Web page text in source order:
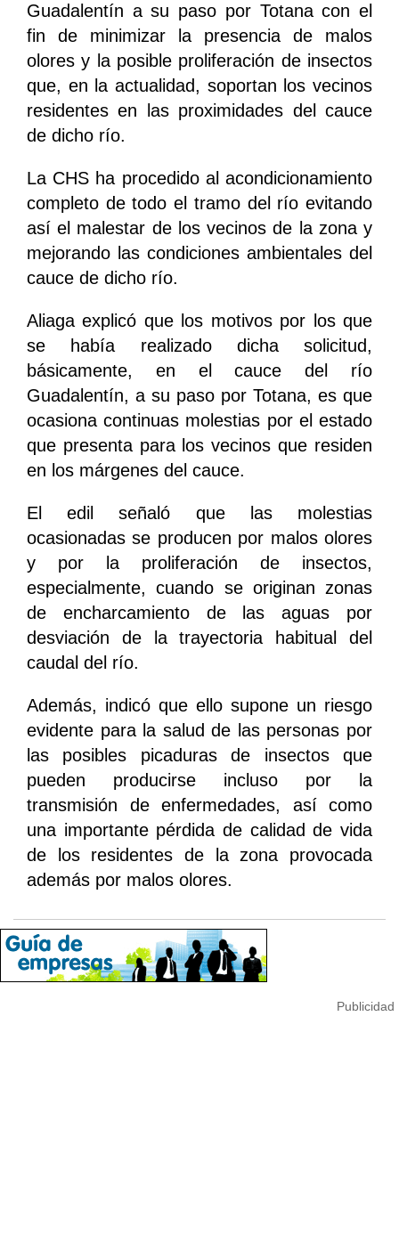
Guadalentín a su paso por Totana con el
fin de minimizar la presencia de malos
olores y la posible proliferación de insectos
que, en la actualidad, soportan los vecinos
residentes en las proximidades del cauce
de dicho río.
La CHS ha procedido al acondicionamiento
completo de todo el tramo del río evitando
así el malestar de los vecinos de la zona y
mejorando las condiciones ambientales del
cauce de dicho río.
Aliaga explicó que los motivos por los que
se había realizado dicha solicitud,
básicamente, en el cauce del río
Guadalentín, a su paso por Totana, es que
ocasiona continuas molestias por el estado
que presenta para los vecinos que residen
en los márgenes del cauce.
El edil señaló que las molestias
ocasionadas se producen por malos olores
y por la proliferación de insectos,
especialmente, cuando se originan zonas
de encharcamiento de las aguas por
desviación de la trayectoria habitual del
caudal del río.
Además, indicó que ello supone un riesgo
evidente para la salud de las personas por
las posibles picaduras de insectos que
pueden producirse incluso por la
transmisión de enfermedades, así como
una importante pérdida de calidad de vida
de los residentes de la zona provocada
además por malos olores.